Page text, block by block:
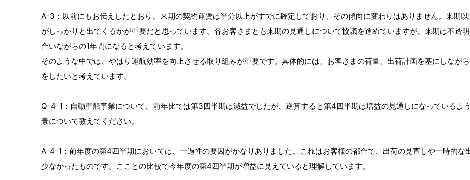
A-3：以前にもお伝えしたとおり、来期の契約運賃は半分以上がすでに確定しており、その傾向に変わりはありません。来期
がしっかりと出てくるかが重要だと思っています。各お客さまとも来期の見通しについて協議を進めていますが、来期は不透
合いながらの1年間になると考えています。
そのような中では、やはり運航効率を向上させる取り組みが重要です。具体的には、お客さまの荷量、出荷計画を基にしなが
をしたいと考えています。
Q-4-1：自動車船事業について、前年比では第3四半期は減益でしたが、逆算すると第4四半期は増益の見通しになっているよ
景について教えてください。
A-4-1：前年度の第4四半期においては、一過性の要因がかなりありました。これはお客様の都合で、出荷の見直しや一時的
少なかったものです。こことの比較で今年度の第4四半期が増益に見えていると理解しています。